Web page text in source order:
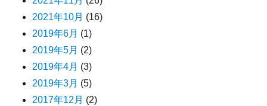
2021年10月 (16)
2019年6月 (1)
2019年5月 (2)
2019年4月 (3)
2019年3月 (5)
2017年12月 (2)